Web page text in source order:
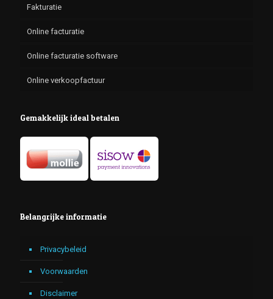
Fakturatie
Online facturatie
Online facturatie software
Online verkoopfactuur
Gemakkelijk ideal betalen
Belangrijke informatie
Privacybeleid
Voorwaarden
Disclaimer